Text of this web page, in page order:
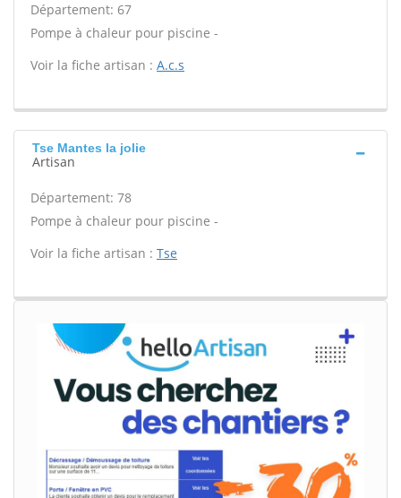
Département: 67
Pompe à chaleur pour piscine -
Voir la fiche artisan : A.c.s
Tse Mantes la jolie
Artisan
Département: 78
Pompe à chaleur pour piscine -
Voir la fiche artisan : Tse